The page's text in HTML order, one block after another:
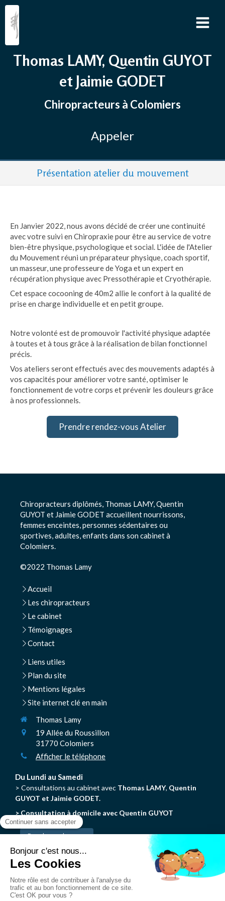
Thomas LAMY, Quentin GUYOT
et Jaimie GODET
Chiropracteurs à Colomiers
Appeler
Présentation atelier du mouvement
En Janvier 2022, nous avons décidé de créer une continuité
avec votre suivi en Chiropraxie pour être au service de votre
bien-être physique, psychologique et social. L'idée de l'Atelier
du Mouvement réuni un préparateur physique, coach sportif,
un masseur, une professeure de Yoga et un expert en
récupération physique avec Pressothérapie et Cryothérapie.
Cet espace cocooning de 40m2 allie le confort à la qualité de
prise en charge individuelle et en petit groupe.
Notre volonté est de promouvoir l'activité physique adaptée
à toutes et à tous grâce à la réalisation de bilan fonctionnel
précis.
Vos ateliers seront effectués avec des mouvements adaptés à
vos capacités pour améliorer votre santé, optimiser le
fonctionnement de votre corps et prévenir les douleurs grâce
à nos professionnels.
Prendre rendez-vous Atelier
Chiropracteurs diplômés, Thomas LAMY, Quentin
GUYOT et Jaimie GODET accueillent nourrissons,
femmes enceintes, personnes sédentaires ou
sportives, adultes, enfants dans son cabinet à
Colomiers.
©2022 Thomas Lamy
Accueil
Les chiropracteurs
Le cabinet
Témoignages
Contact
Liens utiles
Plan du site
Mentions légales
Site internet clé en main
Thomas Lamy
19 Allée du Roussillon
31770 Colomiers
Afficher le téléphone
Du Lundi au Samedi
> Consultations au cabinet avec Thomas LAMY, Quentin
GUYOT et Jaimie GODET.
> Consultation à domicile avec Quentin GUYOT
Prendre rendez-vous
N'hésitez pas à consulter les autres pages du site pour en
savoir plus sur la Chiropraxie.
© Thomas Lamy - Chiropracteur Colomiers